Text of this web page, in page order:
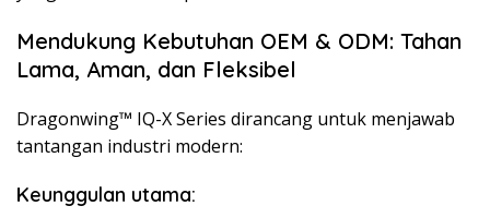
Mendukung Kebutuhan OEM & ODM: Tahan
Lama, Aman, dan Fleksibel
Dragonwing™ IQ-X Series dirancang untuk menjawab
tantangan industri modern:
Keunggulan utama: